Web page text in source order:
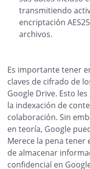
transmitiendo
encriptación
archivos.
Es importante tener
claves de cifrado de
Google Drive. Esto
la indexación de
colaboración. Sin
en teoría, Google
Merece la pena tener
de almacenar
confidencial en